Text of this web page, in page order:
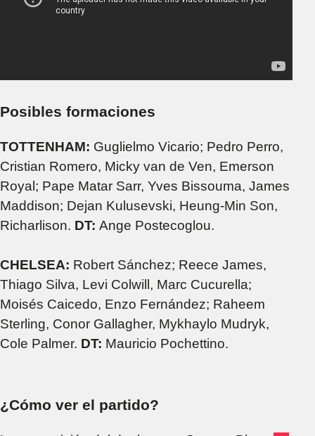
Posibles formaciones
TOTTENHAM: Guglielmo Vicario; Pedro Perro,
Cristian Romero, Micky van de Ven, Emerson
Royal; Pape Matar Sarr, Yves Bissouma, James
Maddison; Dejan Kulusevski, Heung-Min Son,
Richarlison. DT: Ange Postecoglou.
CHELSEA: Robert Sánchez; Reece James,
Thiago Silva, Levi Colwill, Marc Cucurella;
Moisés Caicedo, Enzo Fernández; Raheem
Sterling, Conor Gallagher, Mykhaylo Mudryk,
Cole Palmer. DT: Mauricio Pochettino.
¿Cómo ver el partido?